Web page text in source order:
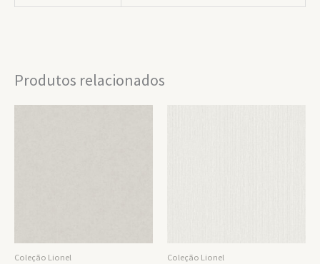
Produtos relacionados
Coleção Lionel Coleção Lionel